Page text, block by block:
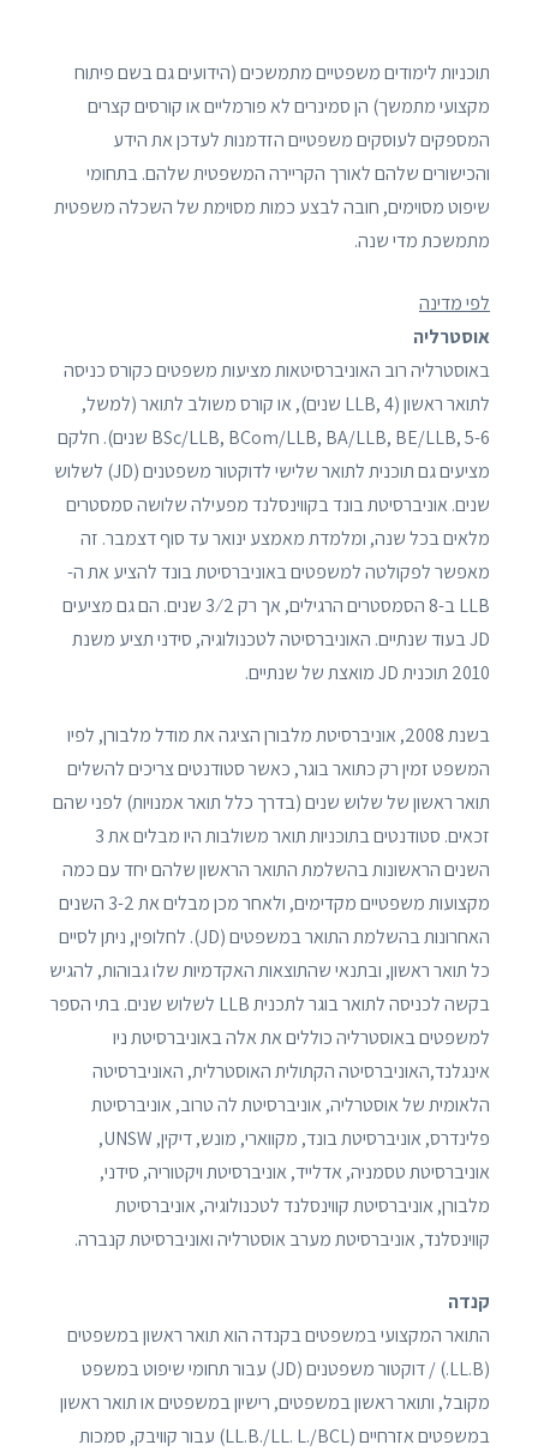
תוכניות לימודים משפטיים מתמשכים (הידועים גם בשם פיתוח
מקצועי מתמשך) הן סמינרים לא פורמליים או קורסים קצרים
המספקים לעוסקים משפטיים הזדמנות לעדכן את הידע
והכישורים שלהם לאורך הקריירה המשפטית שלהם. בתחומי
שיפוט מסוימים, חובה לבצע כמות מסוימת של השכלה משפטית
מתמשכת מדי שנה.
לפי מדינה
אוסטרליה
באוסטרליה רוב האוניברסיטאות מציעות משפטים כקורס כניסה
לתואר ראשון (LLB, 4 שנים), או קורס משולב לתואר (למשל,
BSc/LLB, BCom/LLB, BA/LLB, BE/LLB, 5-6 שנים). חלקם
מציעים גם תוכנית לתואר שלישי לדוקטור משפטנים (JD) לשלוש
שנים. אוניברסיטת בונד בקווינסלנד מפעילה שלושה סמסטרים
מלאים בכל שנה, ומלמדת מאמצע ינואר עד סוף דצמבר. זה
מאפשר לפקולטה למשפטים באוניברסיטת בונד להציע את ה-
LLB ב-8 הסמסטרים הרגילים, אך רק 2 ⁄ 3 שנים. הם גם מציעים
JD בעוד שנתיים. האוניברסיטה לטכנולוגיה, סידני תציע משנת
2010 תוכנית JD מואצת של שנתיים.
בשנת 2008, אוניברסיטת מלבורן הציגה את מודל מלבורן, לפיו
המשפט זמין רק כתואר בוגר, כאשר סטודנטים צריכים להשלים
תואר ראשון של שלוש שנים (בדרך כלל תואר אמנויות) לפני שהם
זכאים. סטודנטים בתוכניות תואר משולבות היו מבלים את 3
השנים הראשונות בהשלמת התואר הראשון שלהם יחד עם כמה
מקצועות משפטיים מקדימים, ולאחר מכן מבלים את 3-2 השנים
האחרונות בהשלמת התואר במשפטים (JD). לחלופין, ניתן לסיים
כל תואר ראשון, ובתנאי שהתוצאות האקדמיות שלו גבוהות, להגיש
בקשה לכניסה לתואר בוגר לתכנית LLB לשלוש שנים. בתי הספר
למשפטים באוסטרליה כוללים את אלה באוניברסיטת ניו
אינגלנד,האוניברסיטה הקתולית האוסטרלית, האוניברסיטה
הלאומית של אוסטרליה, אוניברסיטת לה טרוב, אוניברסיטת
פלינדרס, אוניברסיטת בונד, מקווארי, מונש, דיקין, UNSW,
אוניברסיטת טסמניה, אדלייד, אוניברסיטת ויקטוריה, סידני,
מלבורן, אוניברסיטת קווינסלנד לטכנולוגיה, אוניברסיטת
קווינסלנד, אוניברסיטת מערב אוסטרליה ואוניברסיטת קנברה.
קנדה
התואר המקצועי במשפטים בקנדה הוא תואר ראשון במשפטים
(LL.B.) / דוקטור משפטנים (JD) עבור תחומי שיפוט במשפט
מקובל, ותואר ראשון במשפטים, רישיון במשפטים או תואר ראשון
במשפטים אזרחיים (LL.B./LL. L./BCL) עבור קוויבק, סמכות